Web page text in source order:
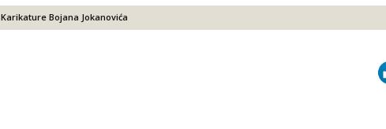
Karikature Bojana Jokanovića